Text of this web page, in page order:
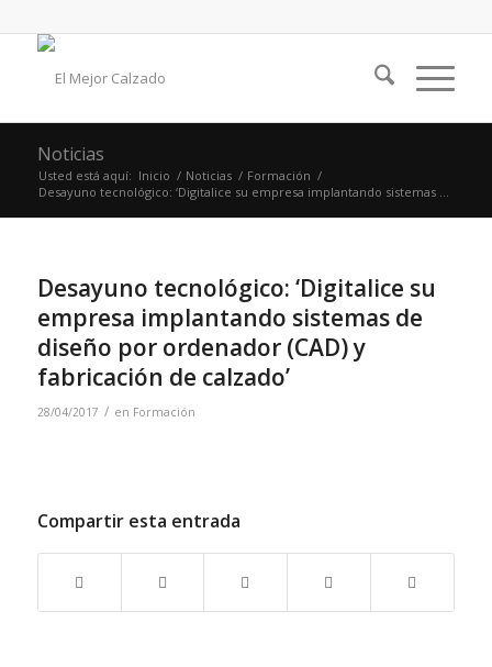
Noticias
Usted está aquí: Inicio / Noticias / Formación /
Desayuno tecnológico: ‘Digitalice su empresa implantando sistemas ...
Desayuno tecnológico: ‘Digitalice su
empresa implantando sistemas de
diseño por ordenador (CAD) y
fabricación de calzado’
28/04/2017 / en Formación
Compartir esta entrada